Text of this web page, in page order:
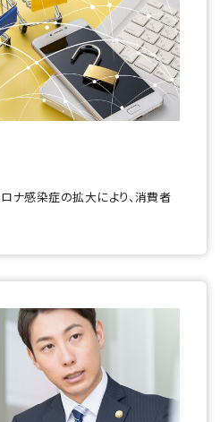
ナ感染症の拡大により、消費者